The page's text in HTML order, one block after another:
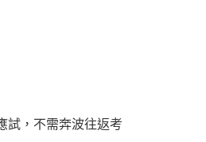
試，不需奔波往返考